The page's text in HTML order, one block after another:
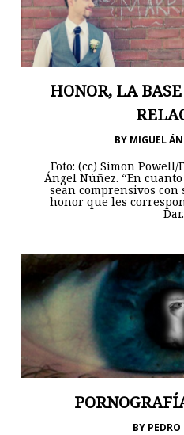
HONOR, LA
BY MIGUEL
Foto: (cc) Simon
Ángel Núñez. “En
sean comprensivos con
honor que les
BY PEDRO